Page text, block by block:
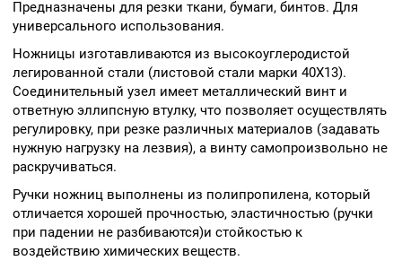
Предназначены для резки ткани, бумаги, бинтов. Для
универсального использования.
Ножницы изготавливаются из высокоуглеродистой
легированной стали (листовой стали марки 40Х13).
Соединительный узел имеет металлический винт и
ответную эллипсную втулку, что позволяет осуществлять
регулировку, при резке различных материалов (задавать
нужную нагрузку на лезвия), а винту самопроизвольно не
раскручиваться.
Ручки ножниц выполнены из полипропилена, который
отличается хорошей прочностью, эластичностью (ручки
при падении не разбиваются)и стойкостью к
воздействию химических веществ.